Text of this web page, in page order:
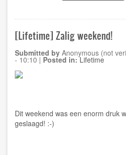
[Lifetime]
op
Miss
Sports
[Lifetime] Zalig weekend!
Submitted by Anonymous (not
- 10:10 | Posted in:Lifetime
Dit weekend was een enorm druk
geslaagd! :-)